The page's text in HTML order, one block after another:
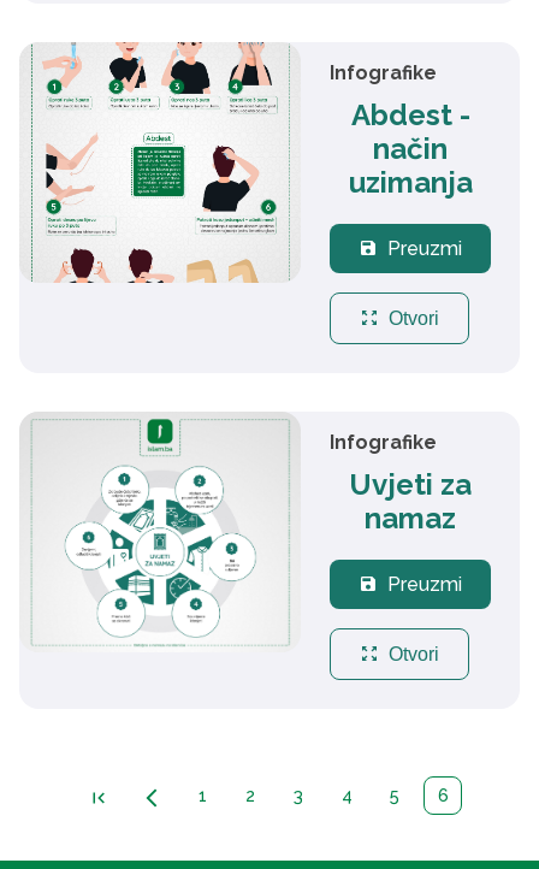
Infografike
Abdest -
način
uzimanja
save Preuzmi
zoom_out_map Otvori
Infografike
Uvjeti za
namaz
save Preuzmi
zoom_out_map Otvori
first_page arrow_back_ios_new 1 2 3 4 5 6